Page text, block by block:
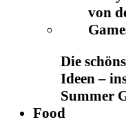
Die
Ideen –
Summer
Food